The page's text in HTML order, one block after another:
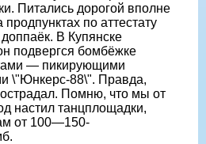
Питались дорогой вполне
по аттестату
В Купянске
подвергся бомбёжке
— пикирующими
\"Юнкерс-88\". Правда,
Помню, что мы от
настил танцплощадки,
от 100—150-